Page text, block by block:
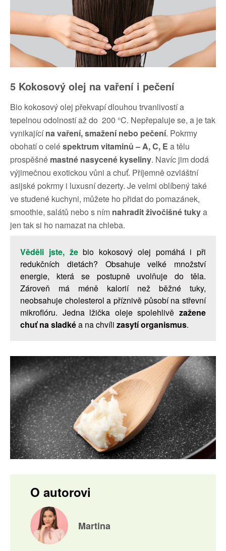
5 Kokosový olej na vaření i pečení
Bio kokosový olej překvapí dlouhou trvanlivostí a
tepelnou odolností až do 200 °C. Nepřepaluje se, a je tak
vynikajícína vaření, smažení nebo pečení. Pokrmy
obohatí o celéspektrum vitaminů – A, C, E a tělu
prospěšné mastné nasycené kyseliny. Navíc jim dodá
výjimečnou exotickou vůni a chuť. Příjemně ozvláštní
asijské pokrmy i luxusní dezerty. Je velmi oblíbený také
ve studené kuchyni, můžete ho přidat do pomazánek,
smoothie, salátů nebo s ním nahradit živočišné tukya
jen tak si ho namazat na chleba.
Věděli jste, žebio kokosový olej pomáhá i při
redukčních dietách? Obsahuje velké množství
energie, která se postupně uvolňuje do těla.
Zároveň má méně kalorií než běžné tuky,
neobsahuje cholesterol a příznivě působí na střevní
mikroflóru. Jedna lžička oleje spolehlivě zažene
chuť na sladkéa na chvíli zasytí organismus.
O autorovi
Martina